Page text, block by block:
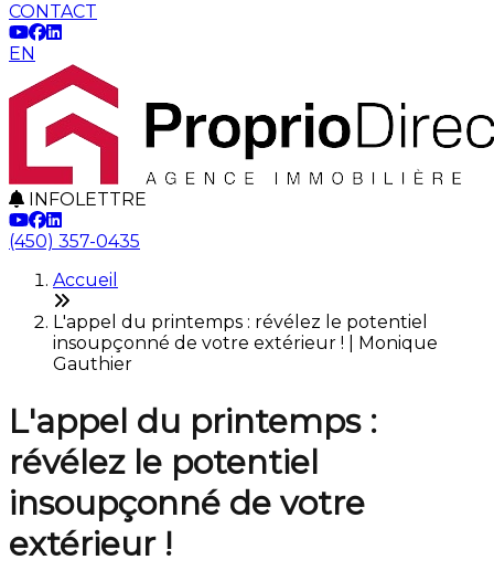
CONTACT
EN
INFOLETTRE
(450) 357-0435
Accueil
L'appel du printemps : révélez le potentiel
insoupçonné de votre extérieur ! | Monique
Gauthier
L'appel du printemps :
révélez le potentiel
insoupçonné de votre
extérieur !